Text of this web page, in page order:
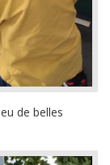
de belles